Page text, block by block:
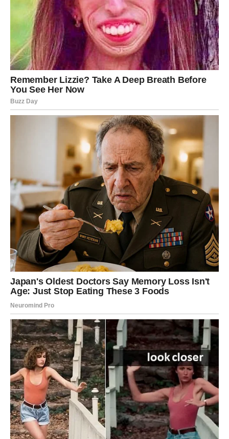
tokom vrućih noći. Na primjer,korištenje laganih,
prozračnih posteljinamože smanjiti osjećaj prekomjerne
topline dok spavate. Pametni materijali, poput onih koji
upijaju vlagu, mogu dodatno poboljšati udobnost tokom
noći.
Još jedan savjet jeizbjegavanje teških obroka i alkohola
prije spavanja.
temperaturu i otežati vam uspavljivanje. Umjesto toga,
razmislite o hladnim pićima i laganim obrocima koji će
vam pomoći da se osvježite. Također, praktikovanje
tehnika opuštanja, poput meditacije ili dubokog disanja,
može smanjiti nivo stresa i anksioznosti, što dodatno
poboljšava kvalitet sna.
Zaključak
Na kraju, kako bismo se najbolje nosili s vrućinama i
poboljšali kvalitetu sna, važno je obratiti pažnju na sve
aspekte okruženja u kojem spavamo. Pravilno održavanje
temperature, kao i klima uređaja, može značajno uticati
na naše zdravlje i opšte blagostanje. Ovim savjetima
možete osigurati miran san i optimalne uslove za odmor,
čak i tokom najtoplijih dana. S obzirom na sve izazove
koje donose vrućine, važno je da se pravilno pripremimo i
zaštitimo svoje zdravlje, čime ćemo poboljšati kvalitetu
svakodnevnog života.